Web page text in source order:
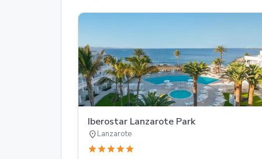
Iberostar Lanzarote Park
location_onLanzarote
starstarstarstarstar